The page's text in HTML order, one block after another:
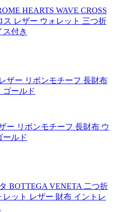
HEARTS WAVE CROSS
ス レザー ウォレット 三つ折
ス付き
ー リボンモチーフ 長財布 ウ
ールド